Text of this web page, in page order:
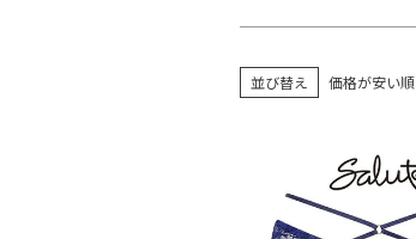
並び替え 価格が安い順